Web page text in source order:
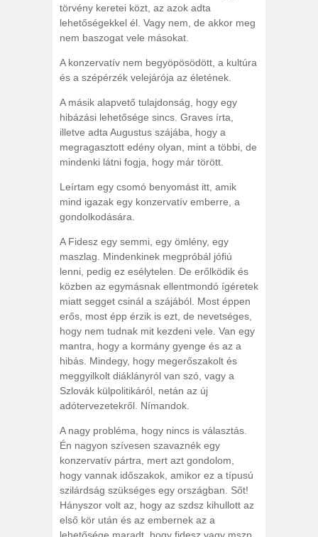
törvény keretei közt, az azok adta
lehetőségekkel él. Vagy nem, de akkor meg
nem baszogat vele másokat.
A konzervatív nem begyöpösödött, a kultúra
és a szépérzék velejárója az életének.
A másik alapvető tulajdonság, hogy egy
hibázási lehetősége sincs. Graves írta,
illetve adta Augustus szájába, hogy a
megragasztott edény olyan, mint a többi, de
mindenki látni fogja, hogy már törött.
Leírtam egy csomó benyomást itt, amik
mind igazak egy konzervatív emberre, a
gondolkodására.
A Fidesz egy semmi, egy ömlény, egy
maszlag. Mindenkinek megpróbál jófiú
lenni, pedig ez esélytelen. De erőlködik és
közben az egymásnak ellentmondó ígéretek
miatt segget csinál a szájából. Most éppen
erős, most épp érzik is ezt, de nevetséges,
hogy nem tudnak mit kezdeni vele. Van egy
mantra, hogy a kormány gyenge és az a
hibás. Mindegy, hogy megerőszakolt és
meggyilkolt diáklányról van szó, vagy a
Szlovák külpolitikáról, netán az új
adótervezetekről. Nímandok.
A nagy probléma, hogy nincs is választás.
Én nagyon szívesen szavaznék egy
konzervatív pártra, mert azt gondolom,
hogy vannak időszakok, amikor ez a típusú
szilárdság szükséges egy országban. Sőt!
Hányszor volt az, hogy az szdsz kihullott az
első kör után és az embernek az a